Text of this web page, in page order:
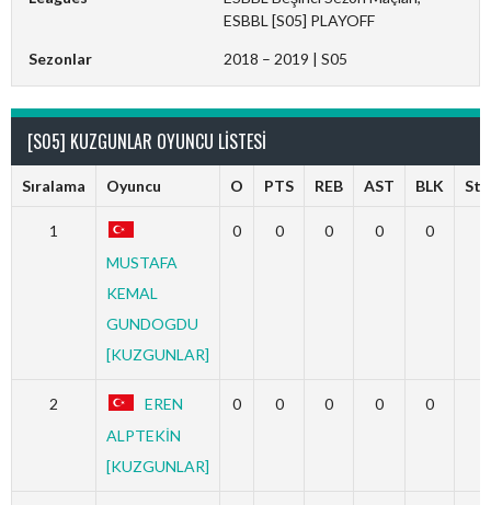
ESBBL [S05] PLAYOFF
Sezonlar 2018 – 2019 | S05
[S05] KUZGUNLAR OYUNCU LISTESI
Sıralama Oyuncu O PTS REB AST BLK
1
MUSTAFA
KEMAL
GUNDOGDU
[KUZGUNLAR]
0 0 0 0 0
2
EREN
ALPTEKİN
[KUZGUNLAR]
0 0 0 0 0